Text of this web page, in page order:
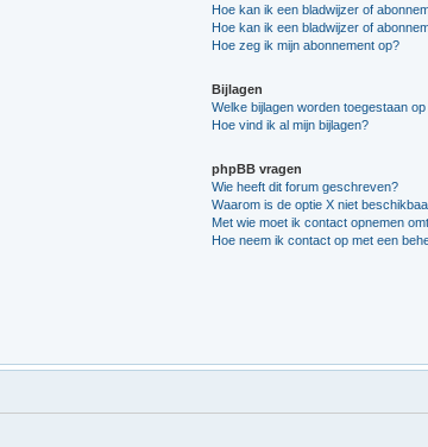
Hoe kan ik een bladwijzer of
Hoe kan ik een bladwijzer of
Hoe zeg ik mijn abonnement op?
Bijlagen
Welke bijlagen worden toegestaan
Hoe vind ik al mijn bijlagen?
phpBB vragen
Wie heeft dit forum geschreven?
Waarom is de optie X niet
Met wie moet ik contact opnemen
Hoe neem ik contact op met een